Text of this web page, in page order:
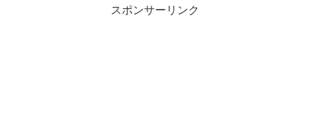
スポンサーリンク